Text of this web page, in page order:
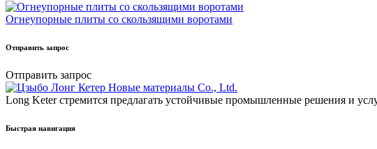
Огнеупорные плиты со скользящими воротами
Отправить запрос
Отправить запрос
Long Keter стремится предлагать устойчивые промышленные решения и
Быстрая навигация